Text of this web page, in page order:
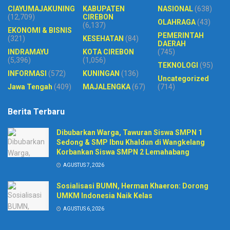
CIAYUMAJAKUNING
(12,709)
EKONOMI & BISNIS
(321)
INDRAMAYU
(5,396)
INFORMASI (572)
Jawa Tengah (409)
KABUPATEN
CIREBON
(6,137)
KESEHATAN (84)
KOTA CIREBON
(1,056)
KUNINGAN (136)
MAJALENGKA(67)
NASIONAL(638)
OLAHRAGA(43)
PEMERINTAH
DAERAH
(745)
TEKNOLOGI (95)
Uncategorized
(714)
Berita Terbaru
Dibubarkan Warga, Tawuran Siswa SMPN 1
Sedong & SMP Ibnu Khaldun di Wangkelang
Korbankan Siswa SMPN 2 Lemahabang
AGUSTUS 7, 2026
Sosialisasi BUMN, Herman Khaeron: Dorong
UMKM Indonesia Naik Kelas
AGUSTUS 6, 2026